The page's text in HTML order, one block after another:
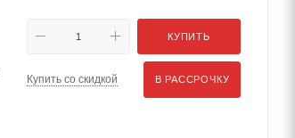
КУПИТЬ
Купить со скидкой В РАССРОЧКУ